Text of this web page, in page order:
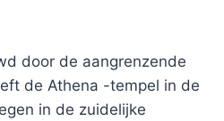
door de aangrenzende
de Athena -tempel in de
in de zuidelijke